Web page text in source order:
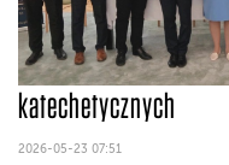
katechetycznych
2026-05-23 07:51